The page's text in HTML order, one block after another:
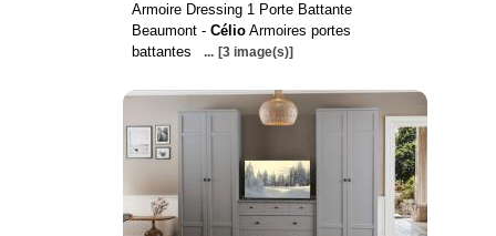
Armoire Dressing 1 Porte Battante
Beaumont - CélioArmoires portes
battantes
... [3 image(s)]